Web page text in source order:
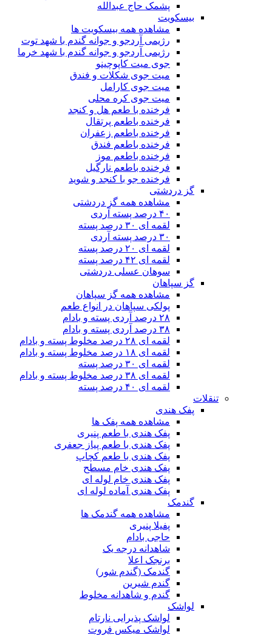
پشمک حاج عبدالله
بیسکویت
مشاهده همه بیسکویت ها
رژیمی آردجو و جوانه گندم با شهد توت
رژیمی آردجو و جوانه گندم با شهد خرما
جوی میت کاپوچینو
میت جوی شکلات و فندق
میت جوی کارامل
میت جوی کره محلی
فرخنده با طعم هل و کنجد
فرخنده باطعم پرتقال
فرخنده باطعم زعفران
فرخنده باطعم فندق
فرخنده باطعم موز
فرخنده باطعم نارگیل
فرخنده جو با کنجد و شوید
گز دردشتی
مشاهده همه گز دردشتی
۴۰ درصد پسته آردی
لقمه ای ۳۰ درصد پسته
۳۰ درصد پسته آردی
لقمه ای ۲۰ درصد پسته
لقمه ای ۴۲ درصد پسته
سوهان عسلی دردشتی
گز سپاهان
مشاهده همه گز سپاهان
پولکی سپاهان در انواع طعم
۲۸ درصد آردی پسته و بادام
۳۸ درصد آردی پسته و بادام
لقمه ای ۲۸ درصد مخلوط پسته و بادام
لقمه ای ۱۸ درصد مخلوط پسته و بادام
لقمه ای ۳۰ درصد پسته
لقمه ای ۳۸ درصد مخلوط پسته و بادام
لقمه ای ۴۰ درصد پسته
تنقلات
پفک هندی
مشاهده همه پفک ها
پفک هندی با طعم پنیری
پفک هندی با طعم پیاز جعفری
پفک هندی با طعم کچاپ
پفک هندی خام مسطح
پفک هندی خام لوله ای
پفک هندی آماده لوله ای
گندمک
مشاهده همه گندمک ها
پفیلا پنیری
حاجی بادام
شاهدانه درجه یک
برنجک اعلا
گندمک (گندم شور)
گندم شیرین
گندم و شاهدانه مخلوط
لواشک
لواشک پذیرایی نارتام
لواشک میکس فروت